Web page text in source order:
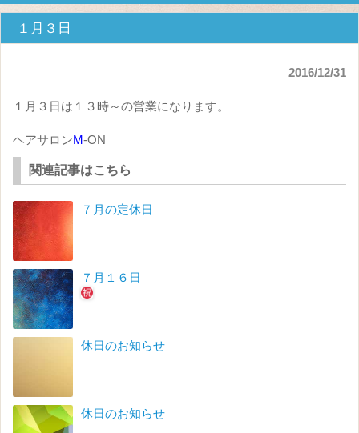
１月３日
2016/12/31
１月３日は１３時～の営業になります。
ヘアサロンM-ON
関連記事はこちら
７月の定休日
７月１６日
休日のお知らせ
休日のお知らせ